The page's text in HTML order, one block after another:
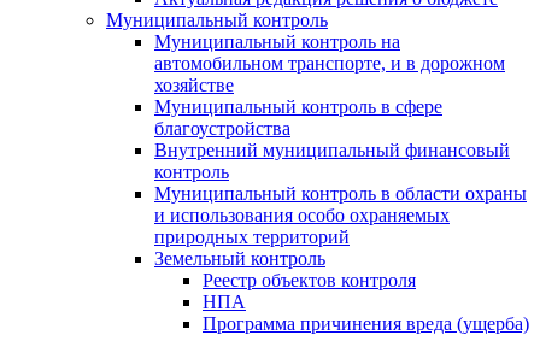
Муниципальный контроль
Муниципальный контроль на
автомобильном транспорте, и в дорожном
хозяйстве
Муниципальный контроль в сфере
благоустройства
Внутренний муниципальный финансовый
контроль
Муниципальный контроль в области охраны
и использования особо охраняемых
природных территорий
Земельный контроль
Реестр объектов контроля
НПА
Программа причинения вреда (ущерба)